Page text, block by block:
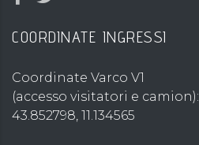
COORDINATE INGRESSI
Coordinate Varco V1
(accesso visitatori e camion):
43.852798, 11.134565